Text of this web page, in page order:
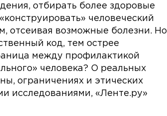
отбирать более здоровые
человеческий
отсеивая возможные болезни. Но
код, тем острее
между профилактикой
человека? О реальных
ограничениях и этических
исследованиями, «Ленте.ру»